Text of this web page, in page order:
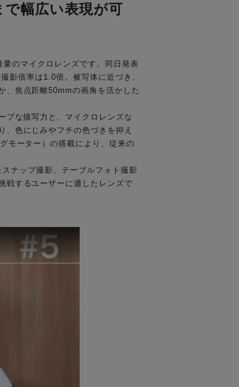
幅広い表現が可
のマイクロレンズです。同日発表
倍率は1.0倍。被写体に近づき、
、焦点距離50mmの画角を活かした
プな描写力と、マイクロレンズな
色にじみやフチの色づきを抑え
モーター）の搭載により、従来の
ナップ撮影、テーブルフォト撮影
戦するユーザーに適したレンズで